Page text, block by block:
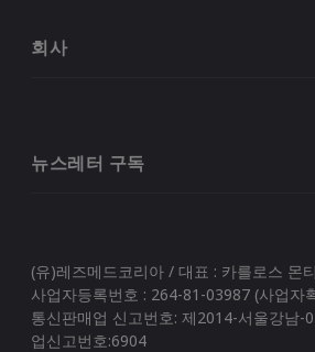
회사
뉴스레터 구독
(유)레즈메드코리아 / 대표 : 카를로스 몬
사업자등록번호 : 264-81-03987 (사업자
통신판매업 신고번호: 제2014-서울강남-
업신고번호:6904